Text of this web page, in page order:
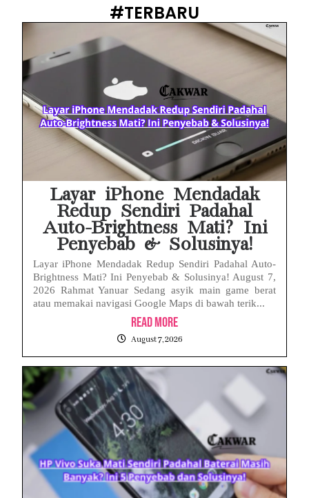
Prabowo Sebut ‘Londo Ireng’, Ray Rangkuti Desak DPR Bersikap, Ini Ulasan Politiknya
MAKI Soroti Penahanan Eks Jampidsus Febrie Adriansyah Tanpa Rompi Pink
Babak Baru Kasus Febrie Adriansyah, Rencana Praperadilan Penyitaan Emas dan Uang Tunai Jadi Sorotan
Baterai Apple Watch Cepat Boros? Ini Penyebab dan Cara Mengatasinya
HP Huawei Cepat Panas? Ini Penyebab Utama dan Cara Mengatasinya
#TERBARU
Layar iPhone Mendadak
Redup Sendiri Padahal
Auto-Brightness Mati? Ini
Penyebab & Solusinya!
Layar iPhone Mendadak Redup Sendiri Padahal Auto-
Brightness Mati? Ini Penyebab & Solusinya! August 7,
2026 Rahmat Yanuar Sedang asyik main game berat
atau memakai navigasi Google Maps di bawah terik...
Read More
August 7, 2026